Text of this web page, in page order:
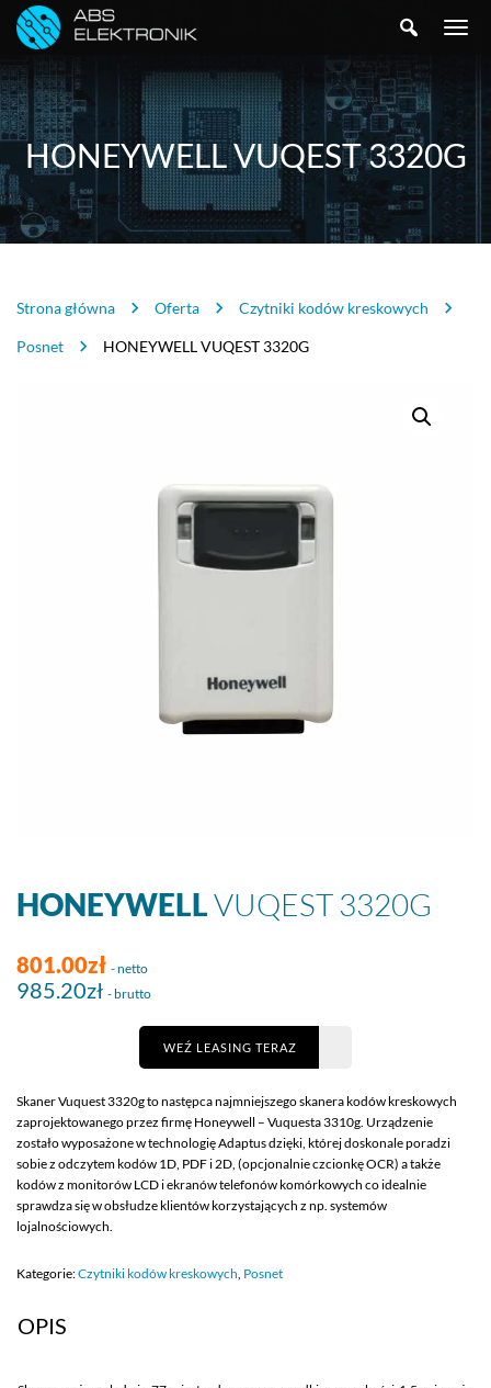
SZUKAJTOGGLE
HONEYWELL VUQEST 3320G
Strona główna Oferta Czytniki kodów kreskowych
Posnet HONEYWELL VUQEST 3320G
HONEYWELLVUQEST 3320G
801.00zł - netto
985.20zł - brutto
WEŹ LEASING TERAZ
Skaner Vuquest 3320g to następca najmniejszego skanera kodów kreskowych
zaprojektowanego przez firmę Honeywell – Vuquesta 3310g. Urządzenie
zostało wyposażone w technologię Adaptus dzięki, której doskonale poradzi
sobie z odczytem kodów 1D, PDF i 2D, (opcjonalnie czcionkę OCR) a także
kodów z monitorów LCD i ekranów telefonów komórkowych co idealnie
sprawdza się w obsłudze klientów korzystających z np. systemów
lojalnościowych.
Kategorie:Czytniki kodów kreskowych Posnet
OPIS